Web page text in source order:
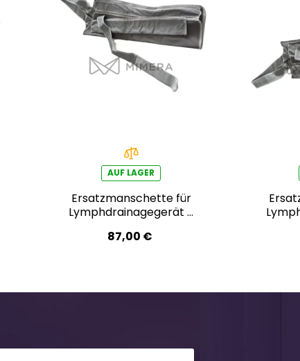
AUF LAGER
Ersatzmanschette für
Lymphdrainagegerät –
87,00 €